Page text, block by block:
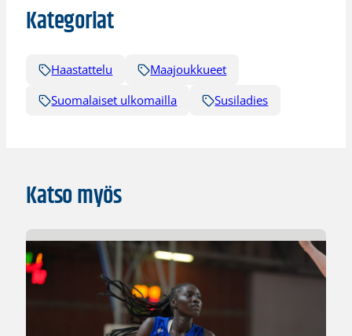
Kategoriat
Haastattelu
Maajoukkueet
Suomalaiset ulkomailla
Susiladies
Katso myös